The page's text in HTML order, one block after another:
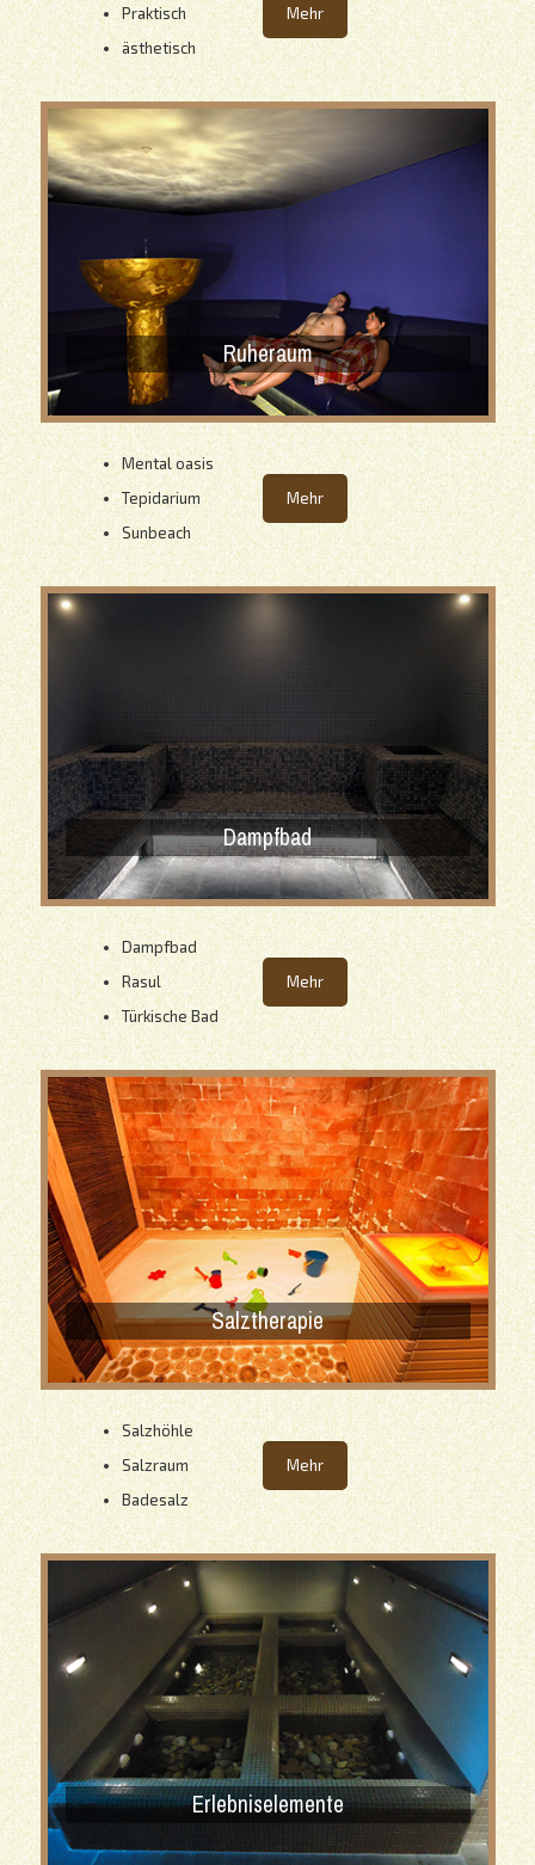
Praktisch
ästhetisch
Mehr
Ruheraum
Mental oasis
Tepidarium
Sunbeach
Mehr
Dampfbad
Dampfbad
Rasul
Türkische Bad
Mehr
Salztherapie
Salzhöhle
Salzraum
Badesalz
Mehr
Erlebniselemente